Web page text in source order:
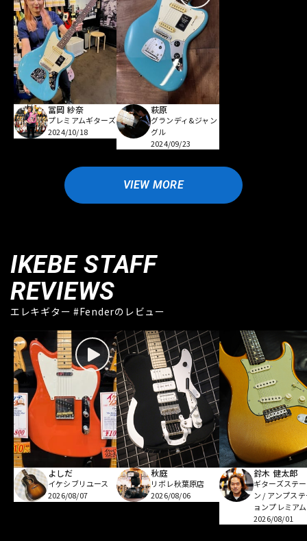
冨岡 紗奈
プレミアムギターズ
2024/10/18
萩原
グランディ&ジャン
グル
2024/09/23
VIEW MORE
IKEBE STAFF
REVIEWS
エレキギター #Fenderのレビュー
よしだ
イケシブリユース
2026/08/07
秋庭
リボレ秋葉原店
2026/08/06
鈴木 健太郎
ギターズステ
ン / アンプス
ョンプレミアム
2026/08/01